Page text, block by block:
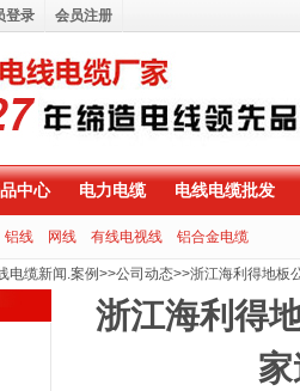
中心 电力电缆 电线电缆批发
铝线 网线 有线电视线 铝合金电缆
电缆新闻.案例>>公司动态>>浙江海利得地板
浙江海利得
登录 会员注册